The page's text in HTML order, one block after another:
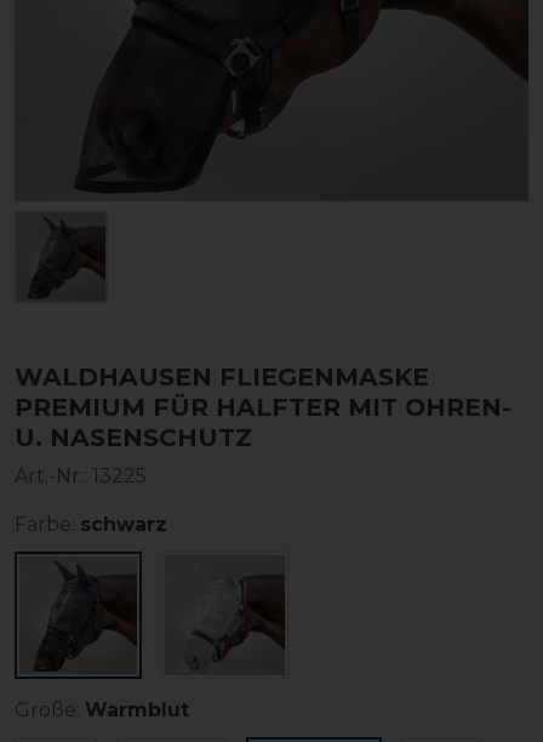
WALDHAUSEN FLIEGENMASKE
PREMIUM FÜR HALFTER MIT OHREN-
U. NASENSCHUTZ
Art.-Nr.: 13225
Farbe: schwarz
Größe: Warmblut